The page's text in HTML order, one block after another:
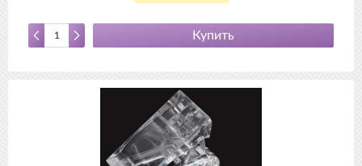
Купить